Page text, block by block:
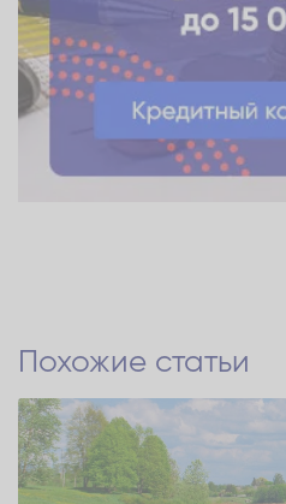
Похожие статьи